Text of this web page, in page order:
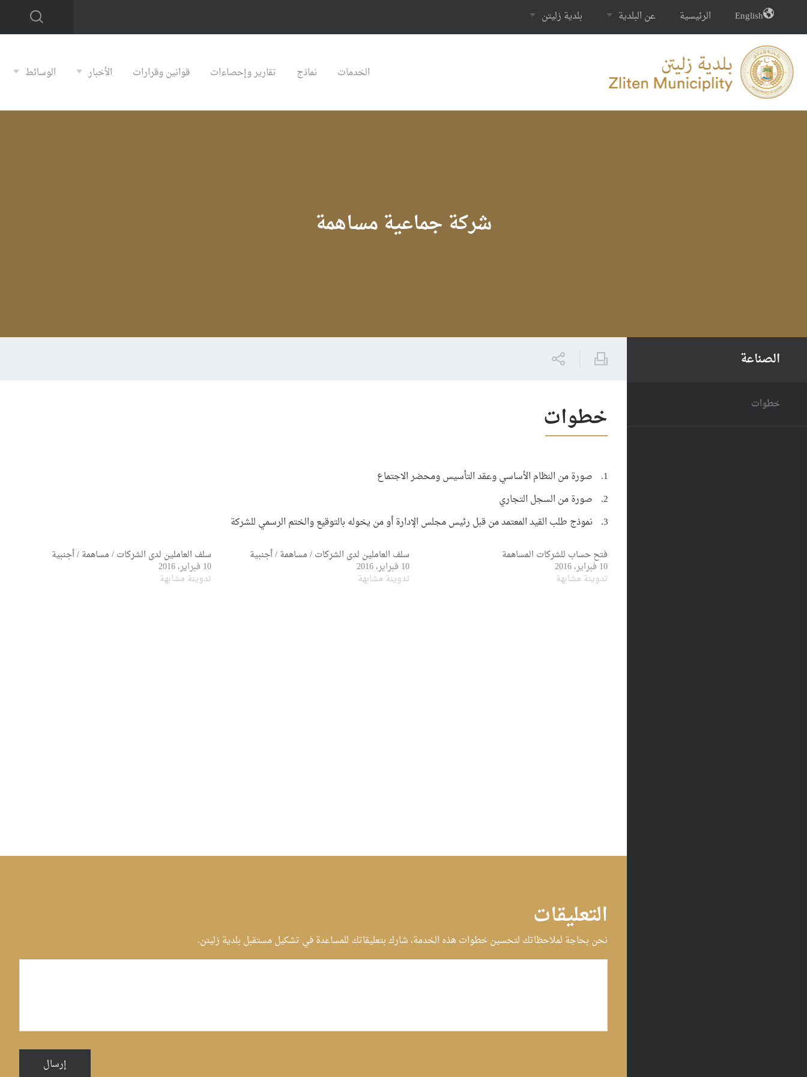
English الرئيسية عن البلدية بلدية زليتن
الخدمات نماذج تقارير وإحصاءات قوانين وقرارات الأخبار الوسائط
شركة جماعية مساهمة
الصناعة
خطوات خطوات
صورة من النظام الأساسي وعقد التأسيس ومحضر الاجتماع
صورة من السجل التجاري
نموذج طلب القيد المعتمد من قبل رئيس مجلس الإدارة أو من يخوله بالتوقيع والختم الرسمي للشركة
فتح حساب للشركات المساهمة
10 فبراير، 2016
تدوينة مشابهة
سلف العاملين لدى الشركات / مساهمة / أجنبية
10 فبراير، 2016
تدوينة مشابهة
سلف العاملين لدى الشركات / مساهمة / أجنبية
10 فبراير، 2016
تدوينة مشابهة
التعليقات
نحن بحاجة لملاحظاتك لتحسين خطوات هذه الخدمة، شارك بتعليقاتك للمساعدة في تشكيل مستقبل بلدية زليتن.
إرسال